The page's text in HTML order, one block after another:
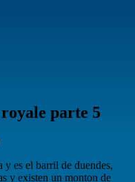
parte 5
y es el barril de duendes,
y existen un monton de